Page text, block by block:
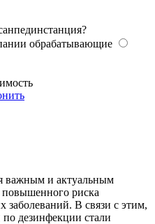
обрабатывающие
важным и актуальным
повышенного риска
заболеваний. В связи с этим,
дезинфекции стали